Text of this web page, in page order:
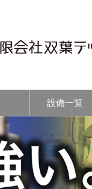
設備一覧